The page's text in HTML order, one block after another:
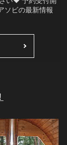
ビの最新情報